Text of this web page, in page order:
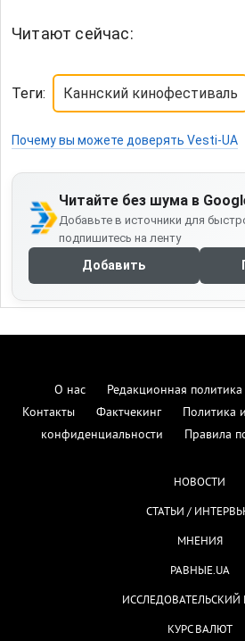
Читают сейчас:
Теги: Каннский кинофестиваль
Почему вы можете доверять Vesti-UA
Читайте без шума в
Добавьте в источники для
подпишитесь на ленту
Добавить
О нас Редакционная политика
Контакты
Фактчекинг Политика
конфиденциальности
Правила
НОВОСТИ
СТАТЬИ /
МНЕНИЯ
РАВНЫЕ.UA
ИССЛЕДОВАТЕЛЬСКИЙ
КУРС ВАЛЮТ